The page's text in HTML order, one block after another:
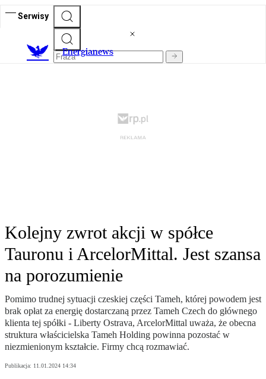
Serwisy
Energianews
Kolejny zwrot akcji w spółce
Tauronu i ArcelorMittal. Jest szansa
na porozumienie
Pomimo trudnej sytuacji czeskiej części Tameh, której powodem jest
brak opłat za energię dostarczaną przez Tameh Czech do głównego
klienta tej spółki - Liberty Ostrava, ArcelorMittal uważa, że obecna
struktura właścicielska Tameh Holding powinna pozostać w
niezmienionym kształcie. Firmy chcą rozmawiać.
Publikacja: 11.01.2024 14:34